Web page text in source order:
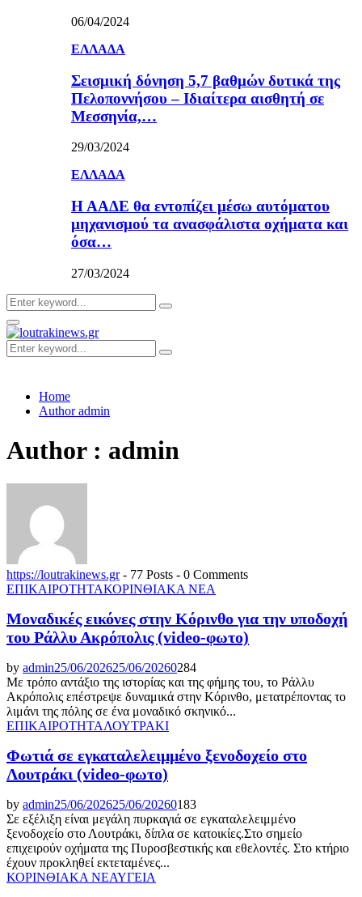
06/04/2024
ΕΛΛΑΔΑ
Σεισμική δόνηση 5,7 βαθμών δυτικά της
Πελοποννήσου – Ιδιαίτερα αισθητή σε
Μεσσηνία,…
29/03/2024
ΕΛΛΑΔΑ
Η ΑΑΔΕ θα εντοπίζει μέσω αυτόματου
μηχανισμού τα ανασφάλιστα οχήματα και
όσα…
27/03/2024
Search
for:
Search
Primary
Menu
Search
for:
Search
Home
Authoradmin
Author : admin
https://loutrakinews.gr- 77 Posts - 0 Comments
ΕΠΙΚΑΙΡΟΤΗΤΑΚΟΡΙΝΘΙΑΚΑ ΝΕΑ
Μοναδικές εικόνες στην Κόρινθο για την υποδοχή
του Ράλλυ Ακρόπολις (video-φωτο)
by admin25/06/202625/06/20260284
Με τρόπο αντάξιο της ιστορίας και της φήμης του, το Ράλλυ
Ακρόπολις επέστρεψε δυναμικά στην Κόρινθο, μετατρέποντας το
λιμάνι της πόλης σε ένα μοναδικό σκηνικό...
ΕΠΙΚΑΙΡΟΤΗΤΑΛΟΥΤΡΑΚΙ
Φωτιά σε εγκαταλελειμμένο ξενοδοχείο στο
Λουτράκι (video-φωτο)
by admin25/06/202625/06/20260183
Σε εξέλιξη είναι μεγάλη πυρκαγιά σε εγκαταλελειμμένο
ξενοδοχείο στο Λουτράκι, δίπλα σε κατοικίες.Στο σημείο
επιχειρούν οχήματα της Πυροσβεστικής και εθελοντές. Στο κτήριο
έχουν προκληθεί εκτεταμένες...
ΚΟΡΙΝΘΙΑΚΑ ΝΕΑΥΓΕΙΑ